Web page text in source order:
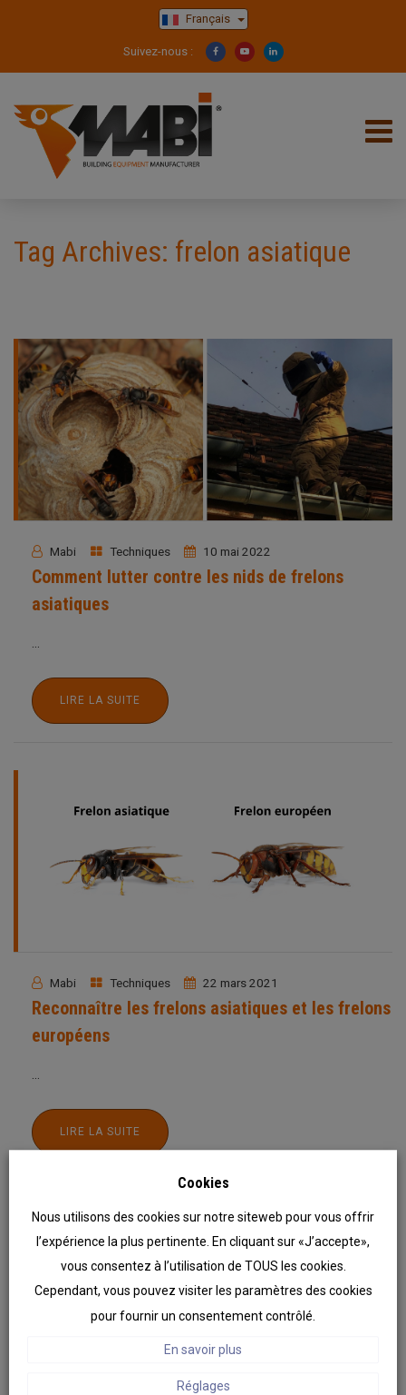
Français
Suivez-nous :
Tag Archives: frelon asiatique
Mabi Techniques 10 mai 2022
Comment lutter contre les nids de frelons
asiatiques
...
LIRE LA SUITE
Mabi Techniques 22 mars 2021
Reconnaître les frelons asiatiques et les frelons
européens
...
LIRE LA SUITE
CATÉGORIES
Béton & maçonnerie
Cookies
Nous utilisons des cookies sur notre siteweb pour vous offrir
l’expérience la plus pertinente. En cliquant sur «J’accepte»,
vous consentez à l’utilisation de TOUS les cookies.
Cependant, vous pouvez visiter les paramètres des cookies
pour fournir un consentement contrôlé.
En savoir plus
Réglages